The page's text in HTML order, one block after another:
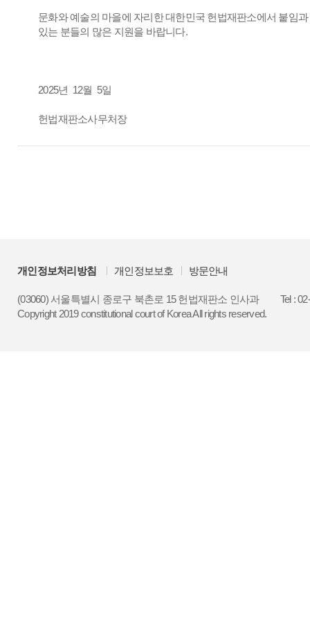
문화와 예술의 마을에 자리한 대한민국 헌법재판소에서 붙임
있는 분들의 많은 지원을 바랍니다.
2025년 12월 5일
헌법재판소사무처장
개인정보처리방침 개인정보보호 방문안내
(03060) 서울특별시 종로구 북촌로 15 헌법재판소 인사과
Tel :
Copyright 2019 constitutional court of Korea All rights reserved.